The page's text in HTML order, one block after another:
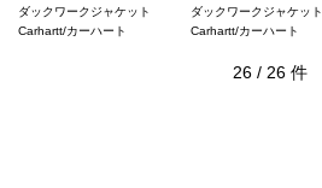
ダックワークジャケット
Carhartt/カーハート
ダックワークジャケット
Carhartt/カーハート
26 / 26 件